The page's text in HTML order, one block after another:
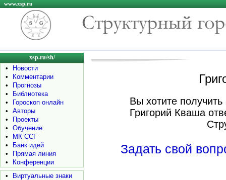
www.xsp.ru
xsp.ru/sh/
•
Новости
•
Комментарии
•
Прогнозы
•
Библиотека
•
Гороскоп онлайн
•
Авторы
•
Проекты
•
Обучение
•
МК ССГ
•
Банк идей
•
Прямая линия
•
Конференции
•
Виртуальные знаки
Вы хотите
Григорий Кваша
Задать свой